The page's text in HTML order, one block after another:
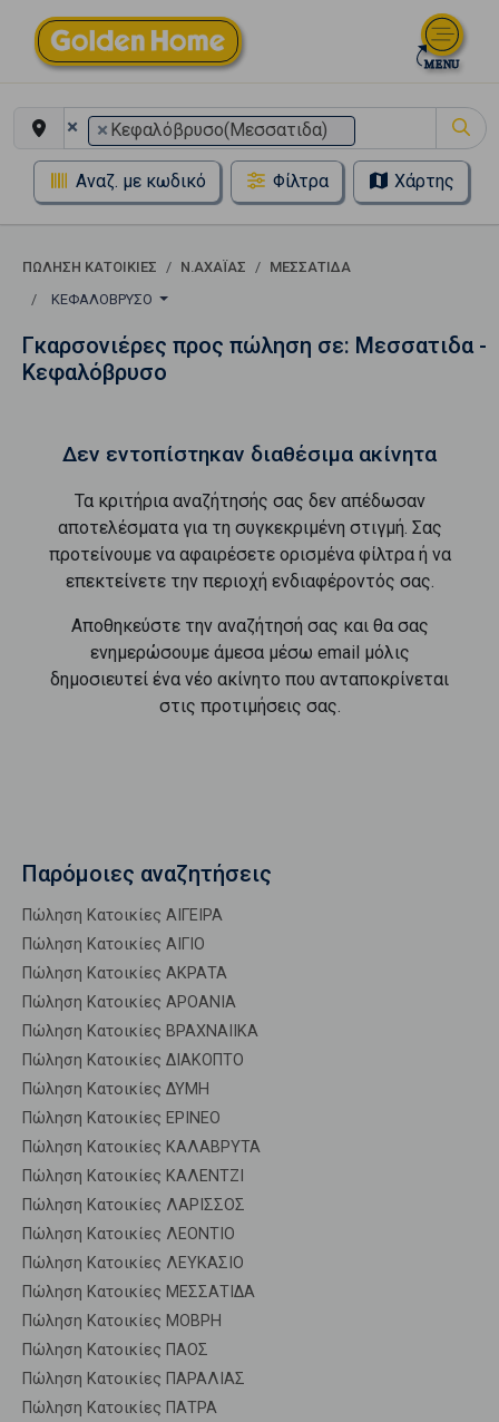
× × Κεφαλόβρυσο(Μεσσατιδα)
Αναζ. με κωδικό Φίλτρα Χάρτης
ΠΏΛΗΣΗ ΚΑΤΟΙΚΊΕΣ Ν.ΑΧΑΪΑΣ
ΜΕΣΣΑΤΙΔΑ
ΚΕΦΑΛΌΒΡΥΣΟ
Γκαρσονιέρες προς πώληση σε: Μεσσατιδα -
Κεφαλόβρυσο
Δεν εντοπίστηκαν διαθέσιμα ακίνητα
Τα κριτήρια αναζήτησής σας δεν απέδωσαν
αποτελέσματα για τη συγκεκριμένη στιγμή. Σας
προτείνουμε να αφαιρέσετε ορισμένα φίλτρα ή να
επεκτείνετε την περιοχή ενδιαφέροντός σας.
Αποθηκεύστε την αναζήτησή σας και θα σας
ενημερώσουμε άμεσα μέσω email μόλις
δημοσιευτεί ένα νέο ακίνητο που ανταποκρίνεται
στις προτιμήσεις σας.
Παρόμοιες αναζητήσεις
Πώληση Κατοικίες ΑΙΓΕΙΡΑ
Πώληση Κατοικίες ΑΙΓΙΟ
Πώληση Κατοικίες ΑΚΡΑΤΑ
Πώληση Κατοικίες ΑΡΟΑΝΙΑ
Πώληση Κατοικίες ΒΡΑΧΝΑΙΙΚΑ
Πώληση Κατοικίες ΔΙΑΚΟΠΤΟ
Πώληση Κατοικίες ΔΥΜΗ
Πώληση Κατοικίες ΕΡΙΝΕΟ
Πώληση Κατοικίες ΚΑΛΑΒΡΥΤΑ
Πώληση Κατοικίες ΚΑΛΕΝΤΖΙ
Πώληση Κατοικίες ΛΑΡΙΣΣΟΣ
Πώληση Κατοικίες ΛΕΟΝΤΙΟ
Πώληση Κατοικίες ΛΕΥΚΑΣΙΟ
Πώληση Κατοικίες ΜΕΣΣΑΤΙΔΑ
Πώληση Κατοικίες ΜΟΒΡΗ
Πώληση Κατοικίες ΠΑΟΣ
Πώληση Κατοικίες ΠΑΡΑΛΙΑΣ
Πώληση Κατοικίες ΠΑΤΡΑ